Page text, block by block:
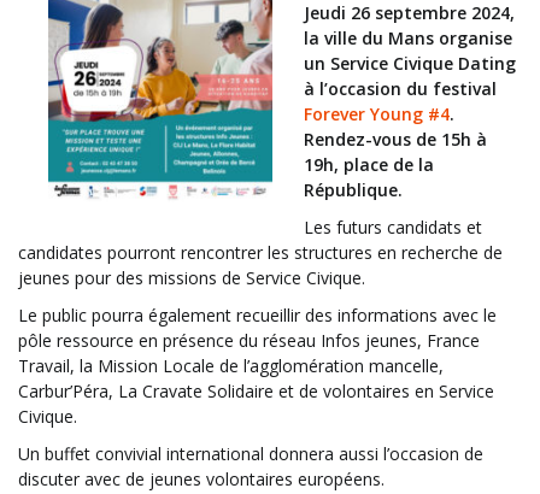
Jeudi 26 septembre 2024,
la ville du Mans organise
un Service Civique Dating
à l’occasion du festival
Forever Young #4.
Rendez-vous de 15h à
19h, place de la
République.
Les futurs candidats et
candidates pourront rencontrer les structures en recherche de
jeunes pour des missions de Service Civique.
Le public pourra également recueillir des informations avec le
pôle ressource en présence du réseau Infos jeunes, France
Travail, la Mission Locale de l’agglomération mancelle,
Carbur’Péra, La Cravate Solidaire et de volontaires en Service
Civique.
Un buffet convivial international donnera aussi l’occasion de
discuter avec de jeunes volontaires européens.